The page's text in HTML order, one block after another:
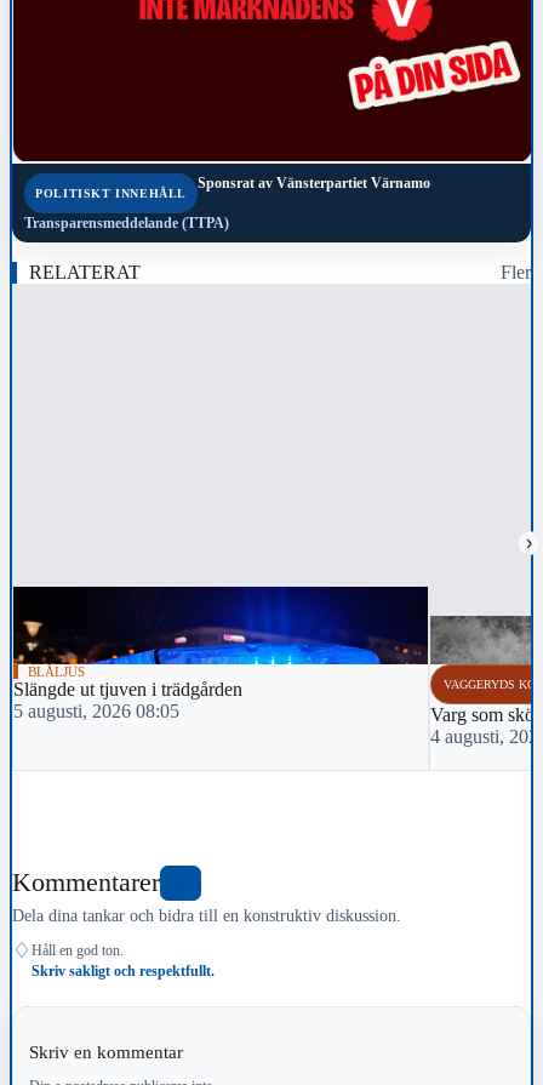
POLITISKT INNEHÅLL
Sponsrat av Vänsterpartiet Värnamo
Transparensmeddelande (TTPA)
RELATERAT Fler
›
BLÅLJUS
Slängde ut tjuven i trädgården
5 augusti, 2026 08:05
VAGGERYDS
Varg som
4 augusti,
Kommentarer
Dela dina tankar och bidra till en konstruktiv diskussion.
♢ Håll en god ton.
Skriv sakligt och respektfullt.
Skriv en kommentar